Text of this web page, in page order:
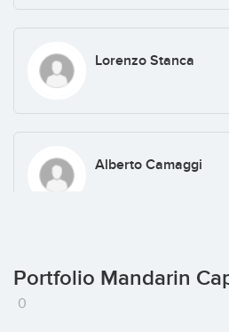
Lorenzo Stanca
Alberto Camaggi
Marco Giuseppini
Portfolio Mandarin
0